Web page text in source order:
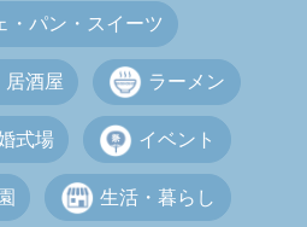
・パン・スイーツ
居酒屋 ラーメン
式場 イベント
生活・暮らし